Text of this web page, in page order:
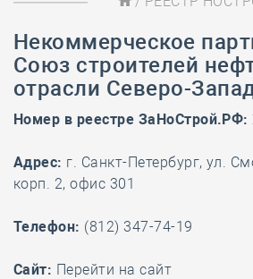
Некоммерческое
Союз строителей
отрасли Северо-
Номер в реестре ЗаНоСтрой.РФ:
Адрес: г. Санкт-Петербург, ул.
корп. 2, офис 301
Телефон: (812) 347-74-19
Cайт: Перейти на сайт